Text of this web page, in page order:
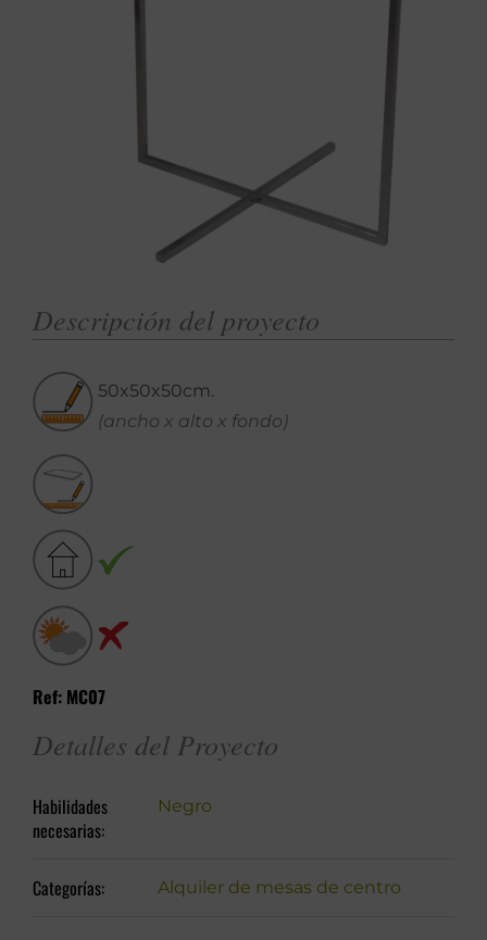
Descripción del proyecto
50x50x50cm.
(ancho x alto x fondo)
Ref: MC07
Detalles del Proyecto
Habilidades
necesarias:
Negro
Categorías: Alquiler de mesas de centro